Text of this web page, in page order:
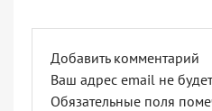
Добавить комментарий
Ваш адрес email не
Обязательные поля